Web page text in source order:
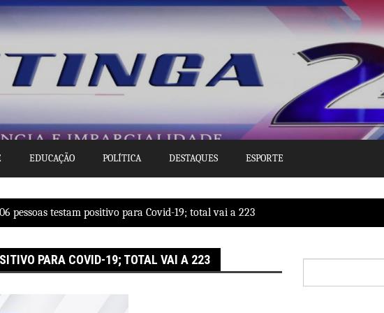
EDUCAÇÃO POLÍTICA DESTAQUES ESPORTE
pessoas testam positivo para Covid-19; total vai a 223
PARA COVID-19; TOTAL VAI A 223
por: